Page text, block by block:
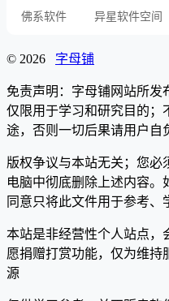
佛系软件 异星软件空间
© 2026 字母铺
免责声明：字母铺网站所发
仅限用于学习和研究目的；
途，否则一切后果请用户自
版权争议与本站无关；您必
电脑中彻底删除上述内容。
同意只将此文件用于参考、
本站是非经营性个人站点，
愿捐赠打赏功能，仅为维持
源